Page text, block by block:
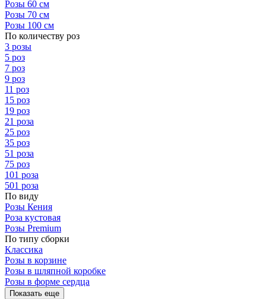
Розы 60 см
Розы 70 см
Розы 100 см
По количеству роз
3 розы
5 роз
7 роз
9 роз
11 роз
15 роз
19 роз
21 роза
25 роз
35 роз
51 роза
75 роз
101 роза
501 роза
По виду
Розы Кения
Роза кустовая
Розы Premium
По типу сборки
Классика
Розы в корзине
Розы в шляпной коробке
Розы в форме сердца
Показать еще